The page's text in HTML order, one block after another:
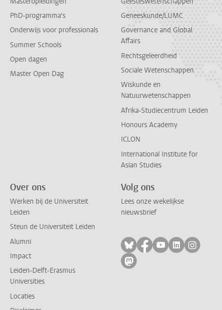
PhD-programma's
Onderwijs voor professionals
Summer Schools
Open dagen
Master Open Dag
Geneeskunde/LUMC
Governance and Global
Affairs
Rechtsgeleerdheid
Sociale Wetenschappen
Wiskunde en
Natuurwetenschappen
Afrika-Studiecentrum Leiden
Honours Academy
ICLON
International Institute for
Asian Studies
Over ons
Werken bij de Universiteit
Leiden
Steun de Universiteit Leiden
Alumni
Impact
Leiden-Delft-Erasmus
Universities
Locaties
Volg ons
Lees onze wekelijkse
nieuwsbrief
Volg ons op bluesky
Volg ons op
Volg ons op
Volg ons
Volg
Volg ons op mastodon